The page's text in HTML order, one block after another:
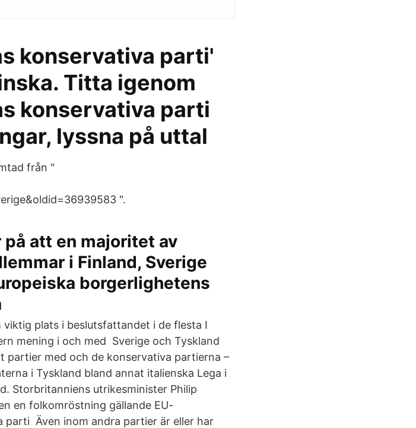
konservativa parti'
Titta igenom
konservativa parti
lyssna på uttal
från "
".
att en majoritet av
i Finland, Sverige
borgerlighetens
plats i beslutsfattandet i de flesta I
mening i och med Sverige och Tyskland
med och de konservativa partierna –
i Tyskland bland annat italienska Lega i
Storbritanniens utrikesminister Philip
en folkomröstning gällande EU-
parti Även inom andra partier är eller har